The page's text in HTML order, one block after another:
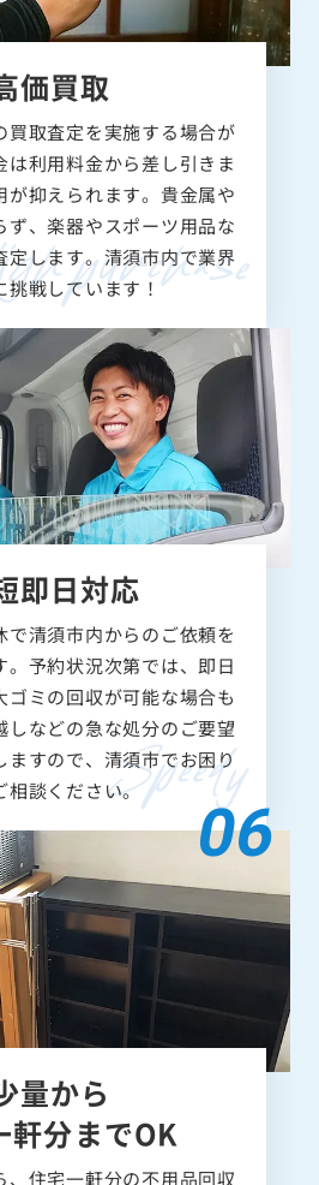
価買取
買取査定を実施する場合が
は利用料金から差し引きま
が抑えられます。貴金属や
ず、楽器やスポーツ用品な
定します。清須市内で業界
戦しています！
即日対応
で清須市内からのご依頼を
。予約状況次第では、即日
ゴミの回収が可能な場合も
しなどの急な処分のご要望
ますので、清須市でお困り
相談ください。
量から
軒分までOK
、住宅一軒分の不用品回収